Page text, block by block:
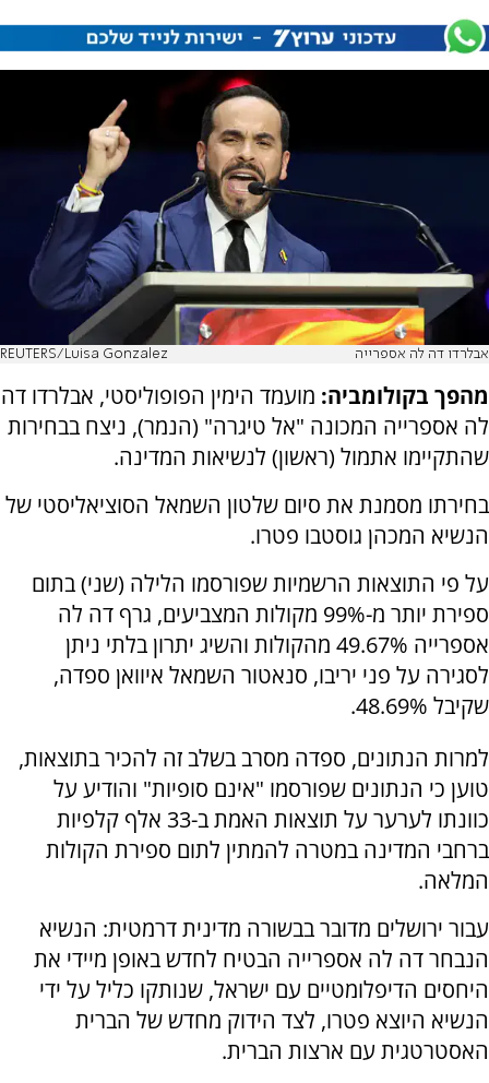
אבלרדו דה לה אספרייה REUTERS/Luisa Gonzalez
מהפך בקולומביה: מועמד הימין הפופוליסטי, אבלרדו דה
לה אספרייה המכונה "אל טיגרה" (הנמר), ניצח בבחירות
שהתקיימו אתמול (ראשון) לנשיאות המדינה.
בחירתו מסמנת את סיום שלטון השמאל הסוציאליסטי של
הנשיא המכהן גוסטבו פטרו.
על פי התוצאות הרשמיות שפורסמו הלילה (שני) בתום
ספירת יותר מ-99% מקולות המצביעים, גרף דה לה
אספרייה 49.67% מהקולות והשיג יתרון בלתי ניתן
לסגירה על פני יריבו, סנאטור השמאל איוואן ספדה,
שקיבל 48.69%.
למרות הנתונים, ספדה מסרב בשלב זה להכיר בתוצאות,
טוען כי הנתונים שפורסמו "אינם סופיות" והודיע על
כוונתו לערער על תוצאות האמת ב-33 אלף קלפיות
ברחבי המדינה במטרה להמתין לתום ספירת הקולות
המלאה.
עבור ירושלים מדובר בבשורה מדינית דרמטית: הנשיא
הנבחר דה לה אספרייה הבטיח לחדש באופן מיידי את
היחסים הדיפלומטיים עם ישראל, שנותקו כליל על ידי
הנשיא היוצא פטרו, לצד הידוק מחדש של הברית
האסטרטגית עם ארצות הברית.